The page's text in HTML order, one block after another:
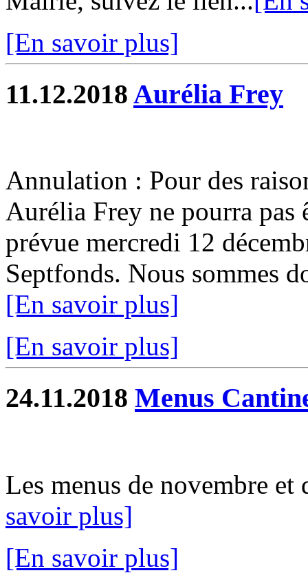
[En savoir plus]
11.12.2018 Aurélia Frey
Annulation : Pour des
Aurélia Frey ne pourra pas
prévue mercredi 12
Septfonds. Nous sommes
[En savoir plus]
[En savoir plus]
24.11.2018 Menus
Les menus de novembre
savoir plus]
[En savoir plus]